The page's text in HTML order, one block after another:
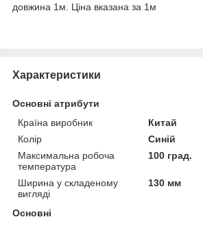
довжина 1м. Ціна вказана за 1м
Характеристики
Основні атрибути
Країна виробник
Китай
Колір
Синій
Максимальна робоча
температура
100 град.
Ширина у складеному
вигляді
130 мм
Основні